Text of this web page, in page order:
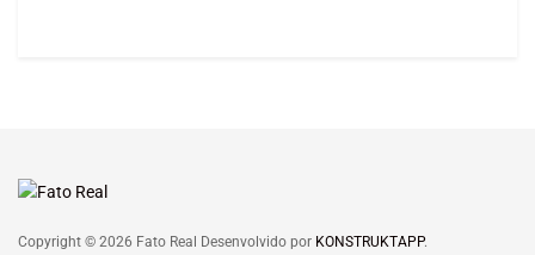
Copyright © 2026 Fato Real Desenvolvido por KONSTRUKTAPP.